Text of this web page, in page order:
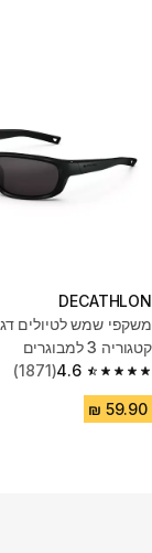
DECATHLON
קטגוריה 3 למבוגרים
4.6
4.6 out of 5 stars from 1871 reviews
(1871)